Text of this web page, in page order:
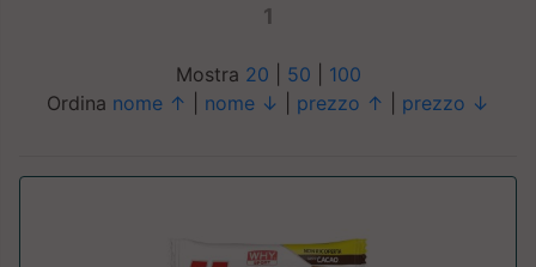
1
Mostra 20 50
100
Ordina nome ↑ nome ↓ prezzo ↑ prezzo ↓